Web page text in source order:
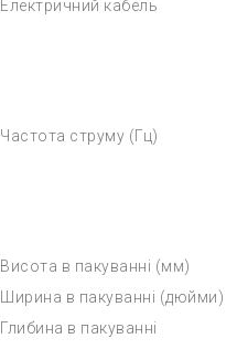
Електричний кабель
Частота струму (Гц)
Висота в пакуванні (мм)
Ширина в пакуванні (дюйми)
Глибина в пакуванні